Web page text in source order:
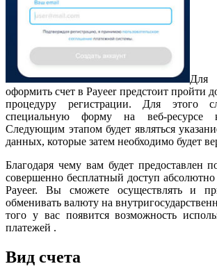
оформить счет в Payeer предстоит пройти
процедуру регистрации. Для этого
специальную форму на веб-ресурсе
Следующим этапом будет являться
данных, которые затем необходимо будет
Благодаря чему вам будет предоставлен
совершенно бесплатный доступ
Payeer. Вы сможете осуществлять и
обменивать валюту на
того у вас появится возможность
платежей .
Вид счета